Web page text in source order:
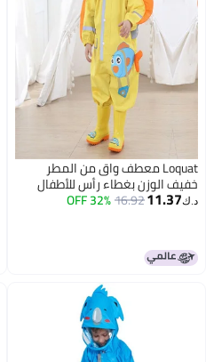
Loquat معطف واق من المطر
خفيف الوزن بغطاء رأس للأطفال
بشريط عاكس من قطعة واحدة
د.ك‏11.37
16.92
32% OFF